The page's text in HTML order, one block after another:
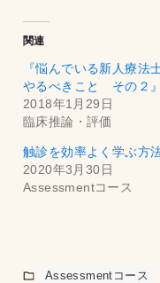
関連
『悩んでいる新人療法
やるべきこと その２』
2018年1月29日
臨床推論・評価
触診を効率よく学ぶ方
2020年3月30日
Assessmentコース
Assessmentコース